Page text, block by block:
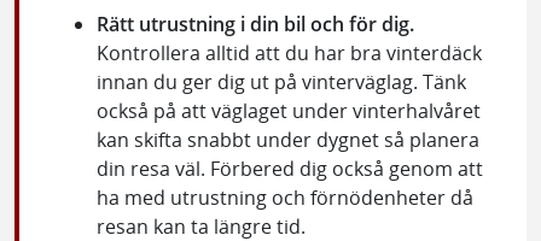
Rätt utrustning i din bil och för dig.
Kontrollera alltid att du har bra vinterdäck
innan du ger dig ut på vinterväglag. Tänk
också på att väglaget under vinterhalvåret
kan skifta snabbt under dygnet så planera
din resa väl. Förbered dig också genom att
ha med utrustning och förnödenheter då
resan kan ta längre tid.